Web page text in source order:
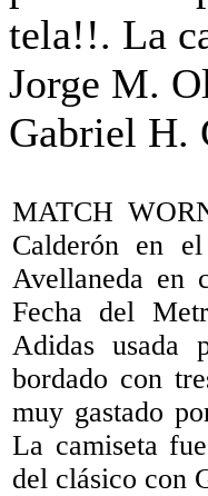
MATCH
Calderón en
Avellaneda en
Fecha del
Adidas usada
bordado con
muy gastado
La camiseta
del clásico con